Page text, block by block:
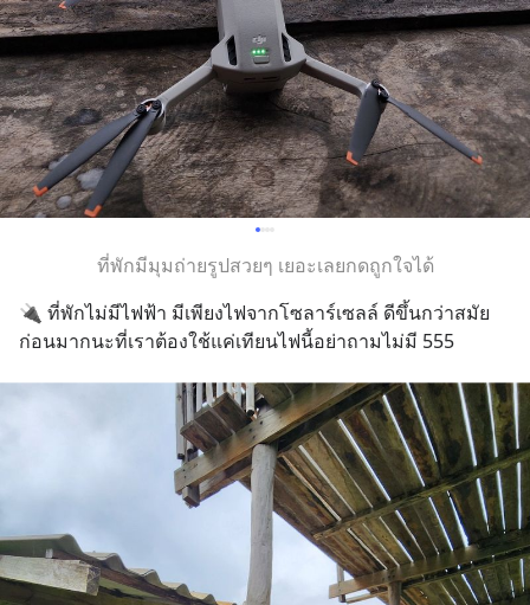
ที่พักมีมุมถ่ายรูปสวยๆ เยอะเลยกดถูกใจได้
🔌 ที่พักไม่มีไฟฟ้า มีเพียงไฟจากโซลาร์เซลล์ ดีขึ้นกว่าสมัย
ก่อนมากนะที่เราต้องใช้แค่เทียนไฟนี้อย่าถามไม่มี 555